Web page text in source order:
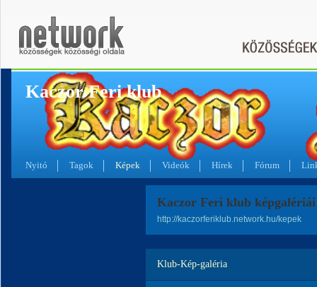
Kaczor Feri klub
Nyitó Tagok Képek Videók Hírek Fórum
Kaczor Feri klub képgalériái
http://kaczorferiklub.network.hu/kepek
Klub-Kép-galéria